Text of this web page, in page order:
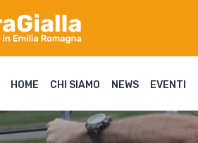
HOME CHI SIAMO NEWS EVENTI